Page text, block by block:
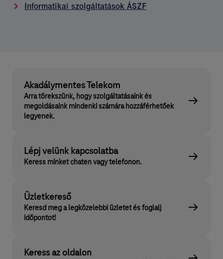
Informatikai szolgáltatások ÁSZF
Akadálymentes Telekom
Arra törekszünk, hogy szolgáltatásaink és
megoldásaink mindenki számára hozzáférhetőek
legyenek.
Lépj velünk kapcsolatba
Keress minket chaten vagy telefonon.
Üzletkereső
Keresd meg a legközelebbi üzletet és foglalj
időpontot!
Keress az oldalon